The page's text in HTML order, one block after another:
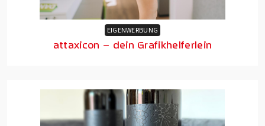
EIGENWERBUNG
attaxicon – dein Grafikhelferlein